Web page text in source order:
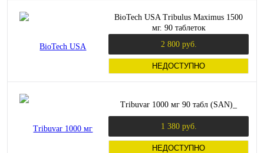
BioTech USA Tribulus Maximus 1500
мг. 90 таблеток
2 800 руб.
НЕДОСТУПНО
Tribuvar 1000 мг 90 табл (SAN)_
1 380 руб.
НЕДОСТУПНО